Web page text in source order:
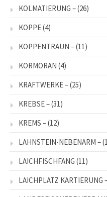
KOLMATIERUNG –(26)
KOPPE(4)
KOPPENTRAUN –(11)
KORMORAN (4)
KRAFTWERKE –(25)
KREBSE –(31)
KREMS –(12)
LAHNSTEIN-NEBENARM –
LAICHFISCHFANG (11)
LAICHPLATZ KARTIERUNG